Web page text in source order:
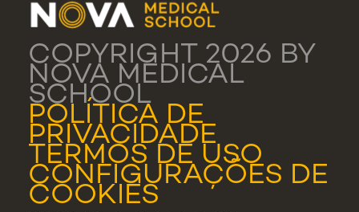
COPYRIGHT 2026 BY
NOVA MEDICAL
SCHOOL
POLÍTICA DE
PRIVACIDADE
TERMOS DE USO
CONFIGURAÇÕES DE
COOKIES